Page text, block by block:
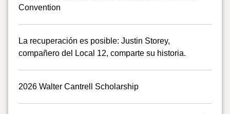
Convention
La recuperación es posible: Justin Storey,
compañero del Local 12, comparte su historia.
2026 Walter Cantrell Scholarship